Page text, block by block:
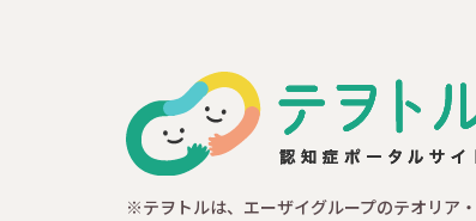
※テヲトルは、エーザイグループのテオリア・